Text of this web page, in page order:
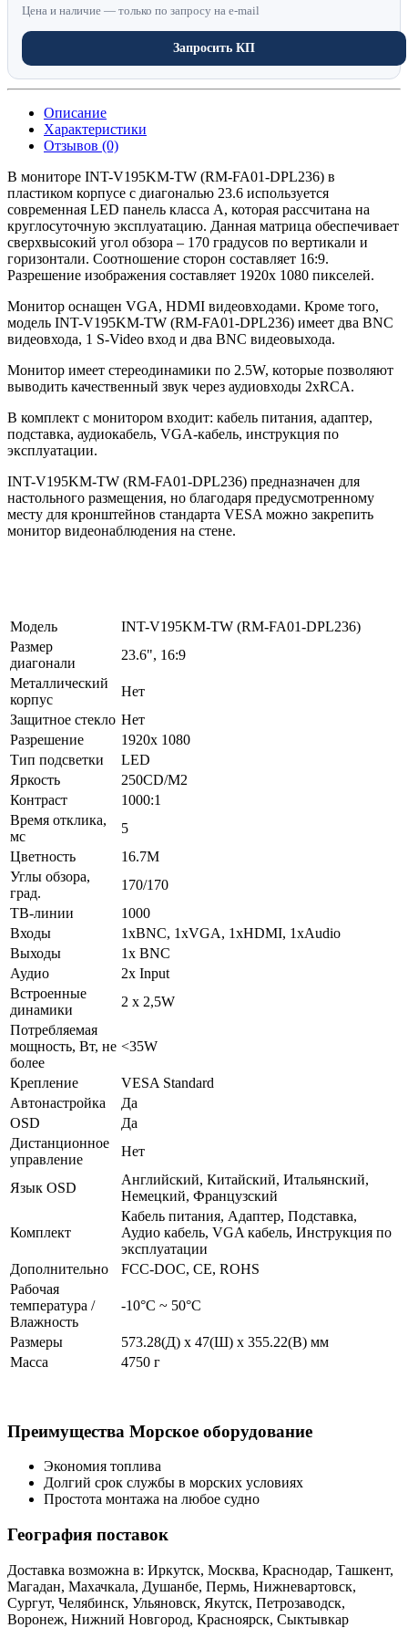
Цена и наличие — только по запросу на e-mail
Запросить КП
Описание
Характеристики
Отзывов (0)
В мониторе INT-V195KM-TW (RM-FA01-DPL236) в
пластиком корпусе с диагональю 23.6 используется
современная LED панель класса А, которая рассчитана на
круглосуточную эксплуатацию. Данная матрица обеспечивает
сверхвысокий угол обзора – 170 градусов по вертикали и
горизонтали. Соотношение сторон составляет 16:9.
Разрешение изображения составляет 1920х 1080 пикселей.
Монитор оснащен VGA, HDMI видеовходами. Кроме того,
модель INT-V195KM-TW (RM-FA01-DPL236) имеет два BNC
видеовхода, 1 S-Video вход и два BNC видеовыхода.
Монитор имеет стереодинамики по 2.5W, которые позволяют
выводить качественный звук через аудиовходы 2xRCA.
В комплект с монитором входит: кабель питания, адаптер,
подставка, аудиокабель, VGA-кабель, инструкция по
эксплуатации.
INT-V195KM-TW (RM-FA01-DPL236) предназначен для
настольного размещения, но благодаря предусмотренному
месту для кронштейнов стандарта VESA можно закрепить
монитор видеонаблюдения на стене.
Модель
INT-V195KM-TW (RM-FA01-DPL236)
Размер
диагонали
23.6", 16:9
Металлический
корпус
Нет
Защитное стекло Нет
Разрешение
1920х 1080
Тип подсветки
LED
Яркость
250CD/M2
Контраст
1000:1
Время отклика,
мс
5
Цветность
16.7M
Углы обзора,
град.
170/170
ТВ-линии
1000
Входы
1xBNC, 1xVGA, 1xHDMI, 1xAudio
Выходы
1x BNC
Аудио
2x Input
Встроенные
динамики
2 х 2,5W
Потребляемая
мощность, Вт, не
более
<35W
Крепление
VESA Standard
Автонастройка
Да
OSD
Да
Дистанционное
управление
Нет
Язык OSD
Английский, Китайский, Итальянский,
Немецкий, Французский
Комплект
Кабель питания, Адаптер, Подставка,
Аудио кабель, VGA кабель, Инструкция по
эксплуатации
Дополнительно
FCC-DOC, CE, ROHS
Рабочая
температура /
Влажность
-10°C ~ 50°C
Размеры
573.28(Д) х 47(Ш) х 355.22(В) мм
Масса
4750 г
Преимущества Морское оборудование
Экономия топлива
Долгий срок службы в морских условиях
Простота монтажа на любое судно
География поставок
Доставка возможна в: Иркутск, Москва, Краснодар, Ташкент,
Магадан, Махачкала, Душанбе, Пермь, Нижневартовск,
Сургут, Челябинск, Ульяновск, Якутск, Петрозаводск,
Воронеж, Нижний Новгород, Красноярск, Сыктывкар